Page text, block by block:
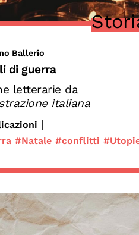
Ballerio
di guerra
letterarie da
italiana
|
#Natale #conflitti